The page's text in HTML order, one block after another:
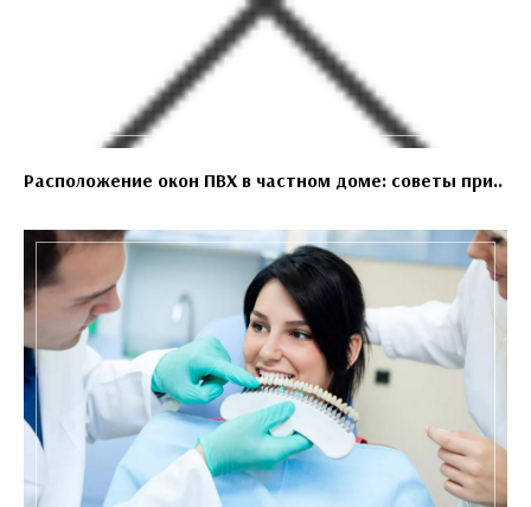
Расположение окон ПВХ в частном доме: советы при..